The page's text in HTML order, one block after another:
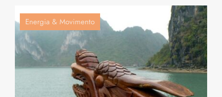
Energia & Movimento